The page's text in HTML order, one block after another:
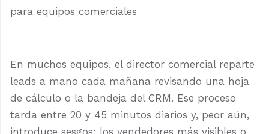
En muchos equipos, el director comercial reparte
leads a mano cada mañana revisando una hoja
de cálculo o la bandeja del CRM. Ese proceso
tarda entre 20 y 45 minutos diarios y, peor aún,
introduce sesgos: los vendedores más visibles o